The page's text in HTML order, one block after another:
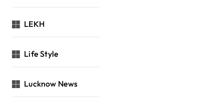
LEKH
Life Style
Lucknow News